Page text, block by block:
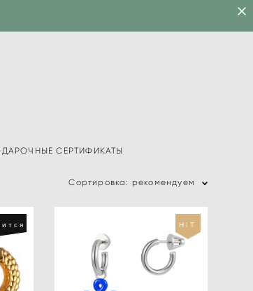
СЕРТИФИКАТЫ
Сортировка: рекомендуем
HIT